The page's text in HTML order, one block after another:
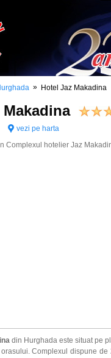
» Hotel Jaz Makadina
vezi pe harta
din Hurghada este situat pe
Complexul dispune